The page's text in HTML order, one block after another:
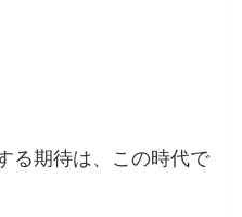
る期待は、この時代で